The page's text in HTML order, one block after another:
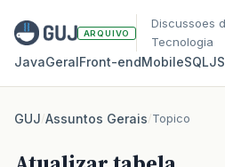
ARQUIVO
Discussoes
Tecnologia
JavaGeralFront‑endMobileSQLJS
GUJ/Assuntos Gerais/Topico